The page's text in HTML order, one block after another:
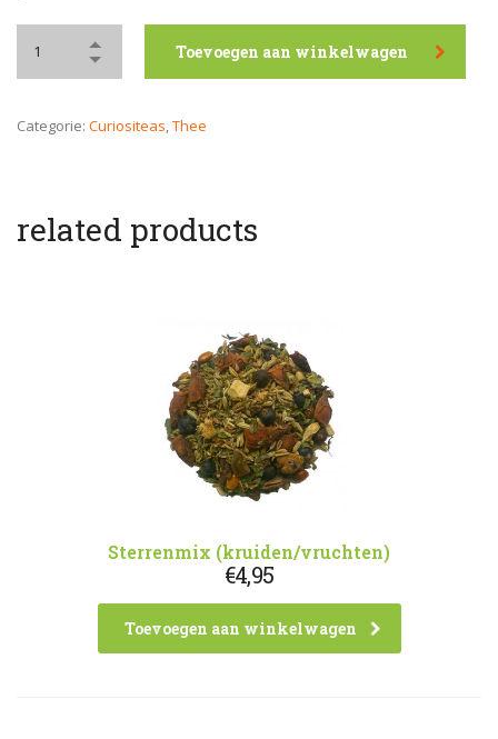
Toevoegen aan winkelwagen
Categorie: Curiositeas,Thee
related products
Sterrenmix (kruiden/vruchten)
€4,95
Toevoegen aan winkelwagen